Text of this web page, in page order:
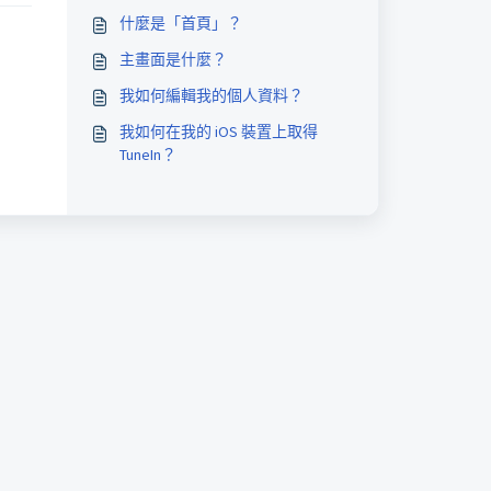
什麼是「首頁」？
主畫面是什麼？
我如何編輯我的個人資料？
我如何在我的 iOS 裝置上取得
TuneIn？